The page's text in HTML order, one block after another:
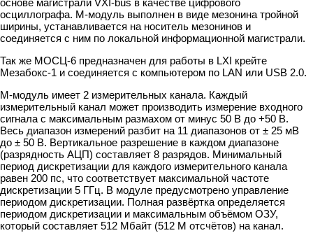
основе мaгистрaли VXI-bus в качестве цифрового
осциллографа. М-модуль выполнен в виде мезонина тройной
ширины, устанавливается на носитель мезонинов и
соединяется с ним по локальной информационной магистрали.
Так же МОСЦ-6 предназначен для работы в LXI крейте
Мезабокс-1 и соединяется с компьютером по LAN или USB 2.0.
М-модуль имеет 2 измерительных канала. Каждый
измерительный канал может производить измерение входного
сигнала с максимальным размахом от минус 50 В до +50 В.
Весь диапазон измерений разбит на 11 диапазонов от ± 25 мВ
до ± 50 В. Вертикальное разрешение в каждом диапазоне
(разрядность АЦП) составляет 8 разрядов. Минимальный
период дискретизации для каждого измерительного канала
равен 200 пс, что соответствует максимальной частоте
дискретизации 5 ГГц. В модуле предусмотрено управление
периодом дискретизации. Полная развёртка определяется
периодом дискретизации и максимальным объёмом ОЗУ,
который составляет 512 Мбайт (512 М отсчётов) на канал.